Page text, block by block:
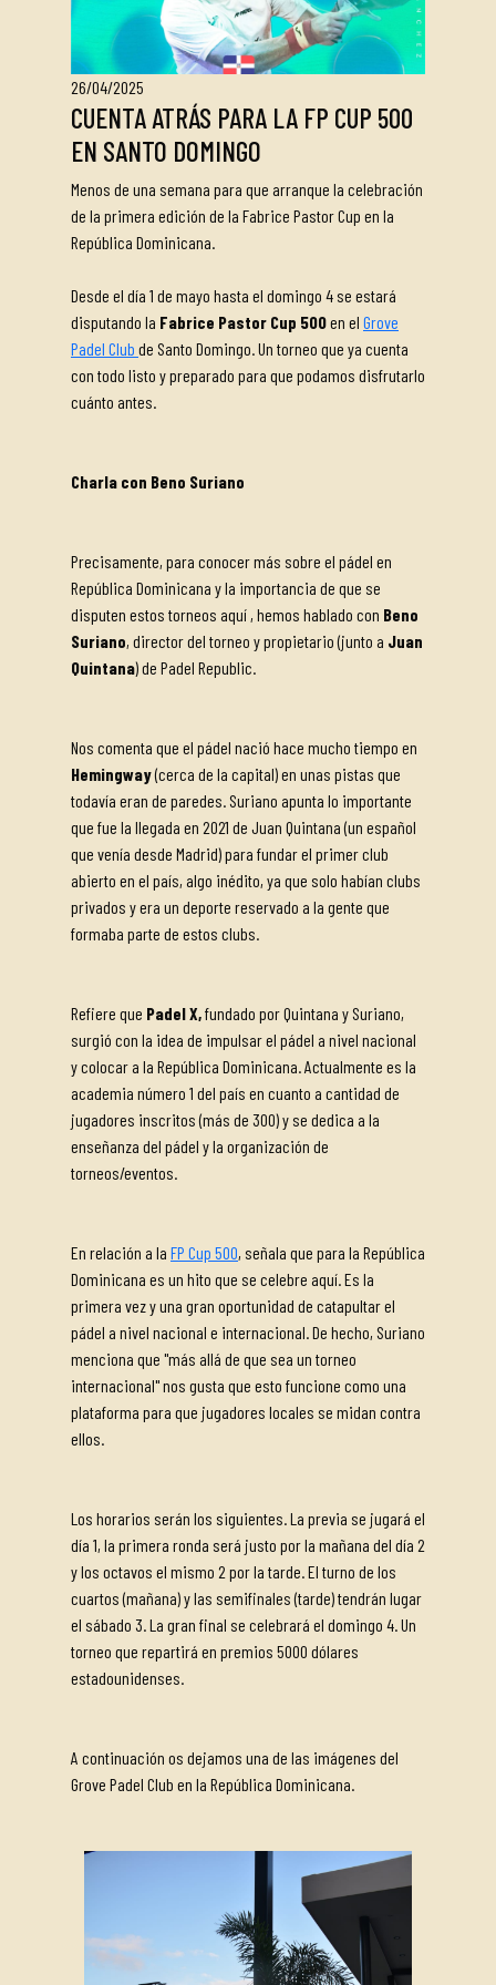
26/04/2025
CUENTA ATRÁS PARA LA FP CUP 500
EN SANTO DOMINGO
Menos de una semana para que arranque la celebración
de la primera edición de la Fabrice Pastor Cup en la
República Dominicana.
Desde el día 1 de mayo hasta el domingo 4 se estará
disputando la Fabrice Pastor Cup 500en el Grove
Padel Club de Santo Domingo. Un torneo que ya cuenta
con todo listo y preparado para que podamos disfrutarlo
cuánto antes.
Charla con Beno Suriano
Precisamente, para conocer más sobre el pádel en
República Dominicana y la importancia de que se
disputen estos torneos aquí , hemos hablado con Beno
Suriano, director del torneo y propietario (junto a Juan
Quintana) de Padel Republic.
Nos comenta que el pádel nació hace mucho tiempo en
Hemingway(cerca de la capital) en unas pistas que
todavía eran de paredes. Suriano apunta lo importante
que fue la llegada en 2021 de Juan Quintana (un español
que venía desde Madrid) para fundar el primer club
abierto en el país, algo inédito, ya que solo habían clubs
privados y era un deporte reservado a la gente que
formaba parte de estos clubs.
Refiere que Padel X,fundado por Quintana y Suriano,
surgió con la idea de impulsar el pádel a nivel nacional
y colocar a la República Dominicana. Actualmente es la
academia número 1 del país en cuanto a cantidad de
jugadores inscritos (más de 300) y se dedica a la
enseñanza del pádel y la organización de
torneos/eventos.
En relación a la FP Cup 500, señala que para la República
Dominicana es un hito que se celebre aquí. Es la
primera vez y una gran oportunidad de catapultar el
pádel a nivel nacional e internacional. De hecho, Suriano
menciona que "más allá de que sea un torneo
internacional" nos gusta que esto funcione como una
plataforma para que jugadores locales se midan contra
ellos.
Los horarios serán los siguientes. La previa se jugará el
día 1, la primera ronda será justo por la mañana del día 2
y los octavos el mismo 2 por la tarde. El turno de los
cuartos (mañana) y las semifinales (tarde) tendrán lugar
el sábado 3. La gran final se celebrará el domingo 4. Un
torneo que repartirá en premios 5000 dólares
estadounidenses.
A continuación os dejamos una de las imágenes del
Grove Padel Club en la República Dominicana.